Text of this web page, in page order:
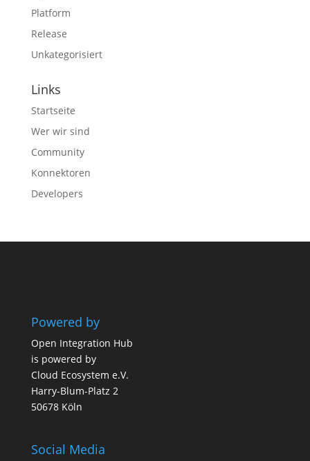
Platform
Release
Unkategorisiert
Links
Startseite
Wer wir sind
Community
Konnektoren
Developers
Powered by
Open Integration Hub
is powered by
Cloud Ecosystem e.V.
Harry-Blum-Platz 2
50678 Köln
Social Media